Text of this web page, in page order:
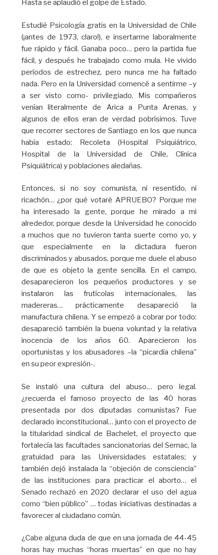
Hasta se aplaudió el golpe de Estado.
Estudié Psicología gratis en la Universidad de Chile
(¡antes de 1973, claro!), e insertarme laboralmente
fue rápido y fácil. Ganaba poco… pero la partida fue
fácil, y después he trabajado como mula. He vivido
períodos de estrechez, pero nunca me ha faltado
nada. Pero en la Universidad comencé a sentirme –y
a ser visto como- privilegiado. Mis compañeros
venían literalmente de Arica a Punta Arenas, y
algunos de ellos eran de verdad pobrísimos. Tuve
que recorrer sectores de Santiago en los que nunca
había estado: Recoleta (Hospital Psiquiátrico,
Hospital de la Universidad de Chile, Clínica
Psiquiátrica) y poblaciones aledañas.
Entonces, si no soy comunista, ni resentido, ni
ricachón… ¿por qué votaré APRUEBO? Porque me
ha interesado la gente, porque he mirado a mi
alrededor, porque desde la Universidad he conocido
a muchos que no tuvieron tanta suerte como yo, y
que especialmente en la dictadura fueron
discriminados y abusados, porque me duele el abuso
de que es objeto la gente sencilla. En el campo,
desaparecieron los pequeños productores y se
instalaron las frutícolas internacionales, las
madereras… prácticamente desapareció la
manufactura chilena. Y se empezó a cobrar por todo:
desapareció también la buena voluntad y la relativa
inocencia de los años 60. Aparecieron los
oportunistas y los abusadores –la “picardía chilena”
en su peor expresión-.
Se instaló una cultura del abuso… pero legal.
¿recuerda el famoso proyecto de las 40 horas
presentada por dos diputadas comunistas? Fue
declarado inconstitucional… junto con el proyecto de
la titularidad sindical de Bachelet, el proyecto que
fortalecía las facultades sancionatorias del Sernac, la
gratuidad para las Universidades estatales; y
también dejó instalada la “objeción de consciencia”
de las instituciones para practicar el aborto… el
Senado rechazó en 2020 declarar el uso del agua
como “bien público” … todas iniciativas destinadas a
favorecer al ciudadano común.
¿Cabe alguna duda de que en una jornada de 44-45
horas hay muchas “horas muertas” en que no hay